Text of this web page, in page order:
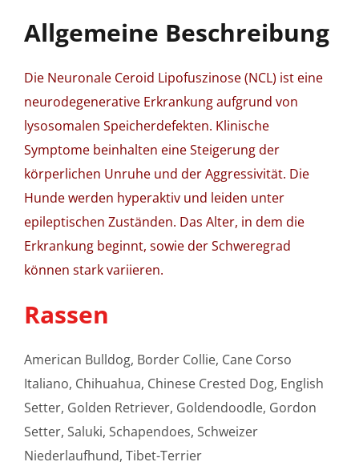
Allgemeine Beschreibung
Die Neuronale Ceroid Lipofuszinose (NCL) ist eine
neurodegenerative Erkrankung aufgrund von
lysosomalen Speicherdefekten. Klinische
Symptome beinhalten eine Steigerung der
körperlichen Unruhe und der Aggressivität. Die
Hunde werden hyperaktiv und leiden unter
epileptischen Zuständen. Das Alter, in dem die
Erkrankung beginnt, sowie der Schweregrad
können stark variieren.
Rassen
American Bulldog, Border Collie, Cane Corso
Italiano, Chihuahua, Chinese Crested Dog, English
Setter, Golden Retriever, Goldendoodle, Gordon
Setter, Saluki, Schapendoes, Schweizer
Niederlaufhund, Tibet-Terrier